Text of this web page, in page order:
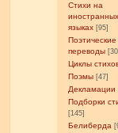
Стихи на
языках [95]
Поэтические
переводы
Циклы
Поэмы [47]
Декламации
Подборки
[145]
Белиберда